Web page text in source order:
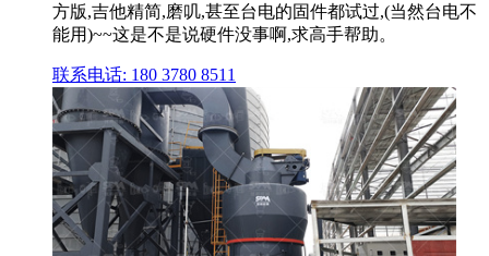
方版,吉他精简,磨叽,甚至台电的固件都试过,(当然台电不
能用)~~这是不是说硬件没事啊,求高手帮助。
联系电话: 180 3780 8511